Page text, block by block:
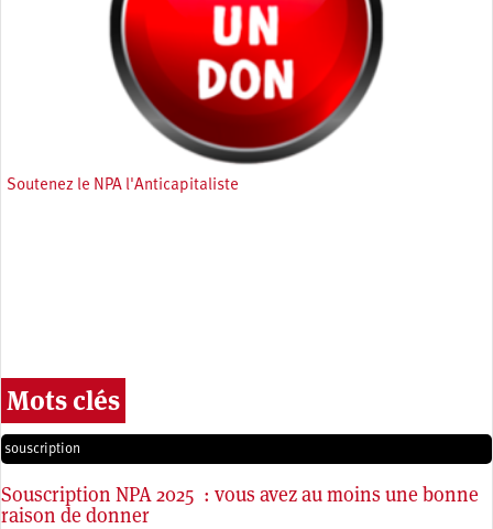
Soutenez le NPA l'Anticapitaliste
Mots clés
souscription
Souscription NPA 2025 : vous avez au moins une bonne
raison de donner